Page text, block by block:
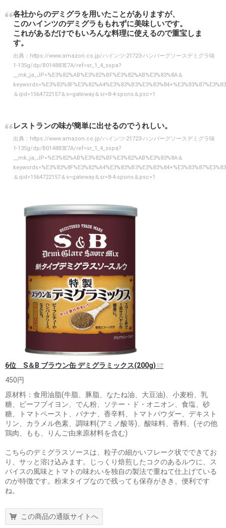
各社からのデミグラを用いたことがありますが、
このハインツのデミグラももれずに美味しいです。
これがあるだけでもいろんな料理に使えるので重宝しま
す。
出典： https://www.amazon.co.jp/ハインツ-21723-ハンバーグソースデミグラ味
1-135g/dp/B014883E7A/ref=sr_1_4_sspa?
__mk_ja_JP=%E3%82%AB%E3%82%BF%E3%82%AB%E3%83%8A＆
＆qid=1564722157＆s=gateway＆sr=8-4-spons＆psc=1
レストランの味が簡単に出せるのでうれしい。
出典： https://www.amazon.co.jp/ハインツ-21723-ハンバーグソースデミグラ味
1-135g/dp/B014883E7A/ref=sr_1_4_sspa?
__mk_ja_JP=%E3%82%AB%E3%82%BF%E3%82%AB%E3%83%8A＆
＆qid=1564722157＆s=gateway＆sr=8-4-spons＆psc=1
6位 S＆B ブラウン缶 デミグラミックス(200g)
450円
原材料：食用油脂(牛脂、豚脂、なたね油、大豆油)、小麦粉、乳
糖、ビーフブイヨン、でん粉、ソテー・ド・オニオン、食塩、砂
糖、トマトペースト、バナナ、香辛料、トマトパウダー、デキスト
リン、カラメル色素、調味料(アミノ酸等)、酸味料、香料、(その他
鶏肉、もも、りんご由来原材料を含む)
こちらのデミグラスソースは、粒子の細かいフレーク状でできてお
り、サッと溶け込みます。じっくり焙煎したコクのあるルウに、ス
パイスの風味とトマトの味わいを独自の製法で重ねて仕上げている
のが特徴です。粉末タイプなので残っても保存がきき、便利です
ね。
この商品の通販サイトへ